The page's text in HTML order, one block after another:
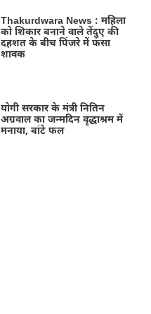
Thakurdwara News : महिला
को शिकार बनाने वाले तेंदुए की
दहशत के बीच पिंजरे में फंसा
शावक
योगी सरकार के मंत्री नितिन
अग्रवाल का जन्मदिन वृद्धाश्रम में
मनाया, बांटे फल